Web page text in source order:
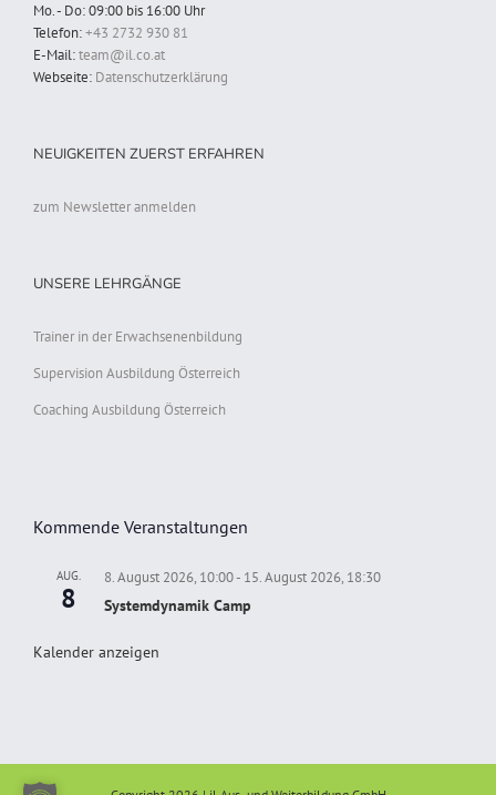
Mo. - Do: 09:00 bis 16:00 Uhr
Telefon:+43 2732 930 81
E-Mail:team@il.co.at
Webseite: Datenschutzerklärung
NEUIGKEITEN ZUERST ERFAHREN
zum Newsletter anmelden
UNSERE LEHRGÄNGE
Trainer in der Erwachsenenbildung
Supervision Ausbildung Österreich
Coaching Ausbildung Österreich
Kommende Veranstaltungen
AUG.
8
8. August 2026, 10:00- 15. August 2026, 18:30
Systemdynamik Camp
Kalender anzeigen